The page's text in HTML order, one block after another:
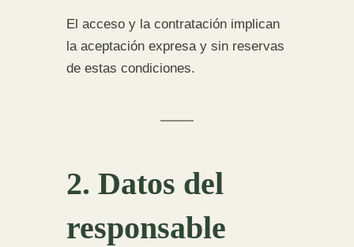
El acceso y la contratación implican
la aceptación expresa y sin reservas
de estas condiciones.
2. Datos del
responsable